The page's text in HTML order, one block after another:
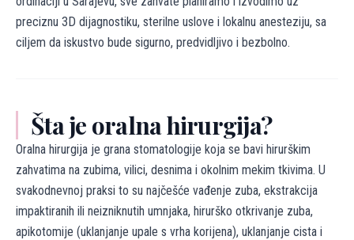
preciznu 3D dijagnostiku, sterilne uslove i lokalnu anesteziju, sa
ciljem da iskustvo bude sigurno, predvidljivo i bezbolno.
Šta je oralna hirurgija?
Oralna hirurgija je grana stomatologije koja se bavi hirurškim
zahvatima na zubima, vilici, desnima i okolnim mekim tkivima. U
svakodnevnoj praksi to su najčešće vađenje zuba, ekstrakcija
impaktiranih ili neizniknutih umnjaka, hirurško otkrivanje zuba,
apikotomije (uklanjanje upale s vrha korijena), uklanjanje cista i